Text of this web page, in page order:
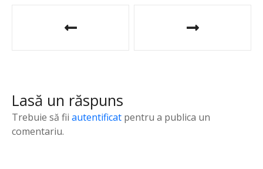
g
a
Lasă un răspuns
Trebuie să fii autentificat pentru a publica un
comentariu.